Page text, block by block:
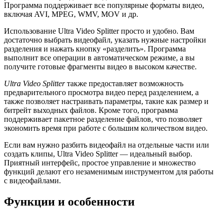
Программа поддерживает все популярные форматы видео,
включая AVI, MPEG, WMV, MOV и др.
Использование Ultra Video Splitter просто и удобно. Вам
достаточно выбрать видеофайл, указать нужные настройки
разделения и нажать кнопку «разделить». Программа
выполнит все операции в автоматическом режиме, а вы
получите готовые фрагменты видео в высоком качестве.
Ultra Video Splitterтакже предоставляет возможность
предварительного просмотра видео перед разделением, а
также позволяет настраивать параметры, такие как размер и
битрейт выходных файлов. Кроме того, программа
поддерживает пакетное разделение файлов, что позволяет
экономить время при работе с большим количеством видео.
Если вам нужно разбить видеофайл на отдельные части или
создать клипы, Ultra Video Splitter — идеальный выбор.
Приятный интерфейс, простое управление и множество
функций делают его незаменимым инструментом для работы
с видеофайлами.
Функции и особенности